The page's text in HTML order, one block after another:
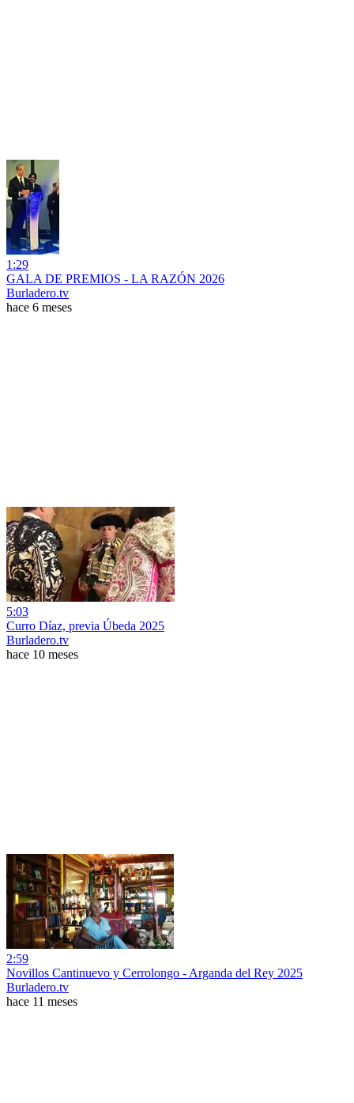
1:29
GALA DE PREMIOS - LA RAZÓN 2026
Burladero.tv
hace 6 meses
5:03
Curro Díaz, previa Úbeda 2025
Burladero.tv
hace 10 meses
2:59
Novillos Cantinuevo y Cerrolongo - Arganda del Rey 2025
Burladero.tv
hace 11 meses